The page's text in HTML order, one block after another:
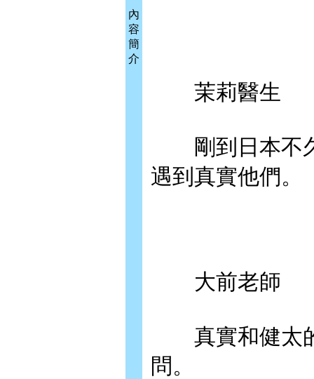
內
容
簡
介
茉莉醫生
剛到日本不久
遇到真實他們。
大前老師
真實和健太的
問。